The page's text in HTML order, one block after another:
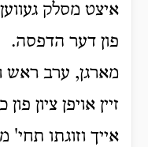
איצט מסלק
פון דער הדפסה.
מארגן, ערב ראש
זיין אויפן ציון
אייך וזוגתו תחי'